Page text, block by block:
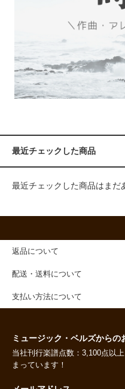
最近チェックした商品
最近チェックした商品はまだ
返品について
配送・送料について
支払い方法について
ミュージック・ベルズからの
当社刊行楽譜点数：3,100点以
まっています！